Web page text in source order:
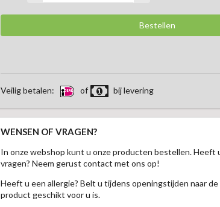
Veilig betalen: of bij levering
WENSEN OF VRAGEN?
In onze webshop kunt u onze producten bestellen. Heeft
vragen? Neem gerust contact met ons op!
Heeft u een allergie? Belt u tijdens openingstijden naar
product geschikt voor u is.